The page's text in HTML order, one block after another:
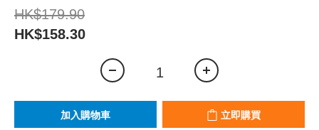
HK$179.90
HK$158.30
加入購物車 立即購買